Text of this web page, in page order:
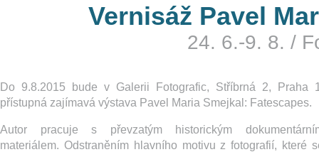
Vernisáž Pavel
24. 6.-9. 8. /
Do 9.8.2015 bude v Galerii Fotografic, Stříbrná 2, Praha
přístupná zajímavá výstava Pavel Maria Smejkal: Fatescapes.
Autor pracuje s převzatým historickým
materiálem. Odstraněním hlavního motivu z fotografií, které